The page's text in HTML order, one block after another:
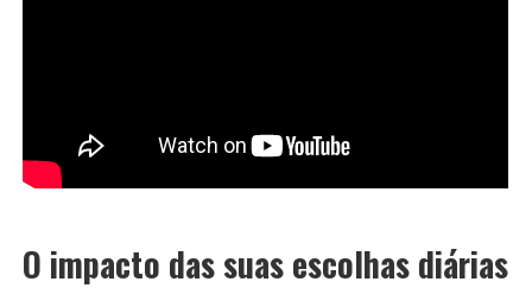
O impacto das suas escolhas diárias